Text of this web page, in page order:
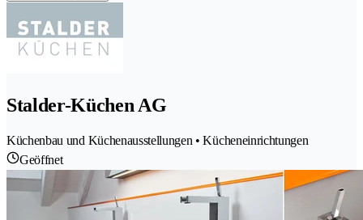
Stalder-Küchen AG
Küchenbau und Küchenausstellungen • Kücheneinrichtungen
Geöffnet